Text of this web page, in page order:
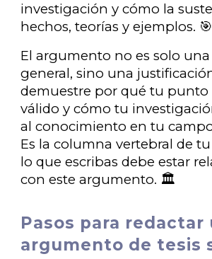
investigación y cómo la
hechos, teorías y ejemplos. 🎯
El argumento no es solo
general, sino una
demuestre por qué tu punto
válido y cómo tu
al conocimiento en tu
Es la columna vertebral de
lo que escribas debe estar
con este argumento. 🏛️
Pasos para redactar
argumento de tesis